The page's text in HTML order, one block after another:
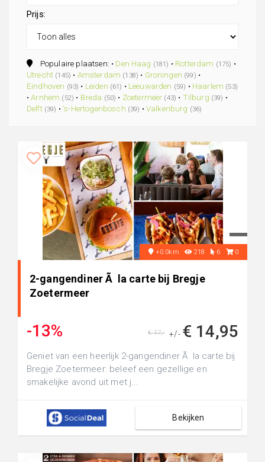
Prijs:
Populaire plaatsen: • Den Haag (181) • Rotterdam (175) •
Utrecht (145) • Amsterdam (138) • Groningen (99) •
Eindhoven (93) • Leiden (61) • Leeuwarden (59) • Haarlem (53)
•Arnhem (52) • Breda (50) • Zoetermeer (43) • Tilburg (39) •
Delft (39) • 's-Hertogenbosch (39) • Valkenburg (36)
+0.0km 218 6 0
2-gangendiner Ã la carte bij Bregje
Zoetermeer
-13% +/- € 14,95
€ 17,-
Geniet van een heerlijk 2-gangendiner Ã la carte bij
Bregje Zoetermeer: beleef een gezellige en
smakelijke avond uit met j...
Bekijken